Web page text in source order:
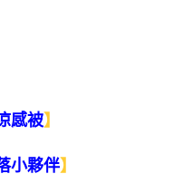
感被】
小夥伴】